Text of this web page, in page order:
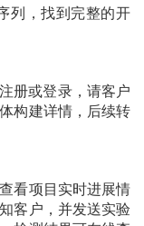
列，找到完整的开
册或登录，请客户
构建详情，后续转
看项目实时进展情
客户，并发送实验